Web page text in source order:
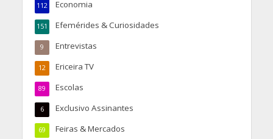
Economia
112
Efemérides & Curiosidades
151
Entrevistas
9
Ericeira TV
12
Escolas
89
Exclusivo Assinantes
6
Feiras & Mercados
69